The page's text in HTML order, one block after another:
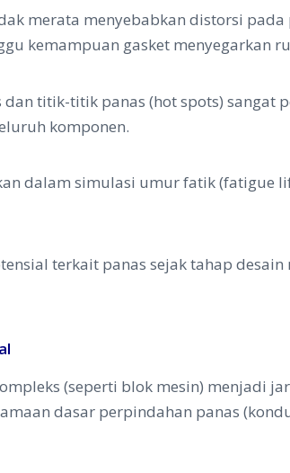
merata menyebabkan distorsi
kemampuan gasket menyegarkan
titik-titik panas (hot spots) sangat
komponen.
dalam simulasi umur fatik (fatigue
terkait panas sejak tahap
(seperti blok mesin) menjadi
dasar perpindahan panas